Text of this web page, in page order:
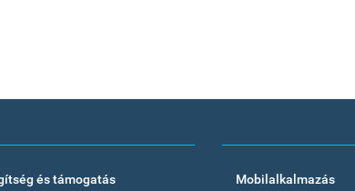
és támogatás Mobilalkalmazás